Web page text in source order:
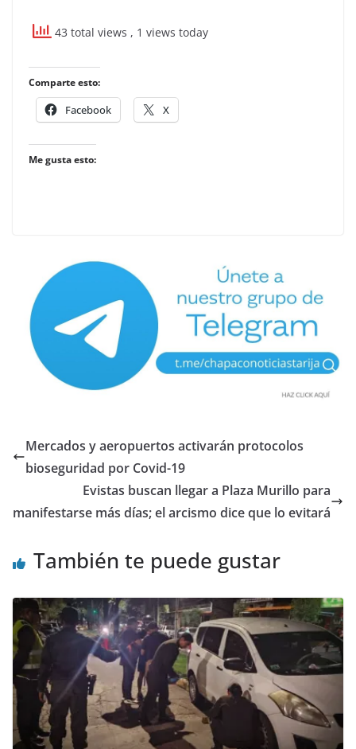
43 total views , 1 views today
Comparte esto:
Facebook X
Me gusta esto:
Mercados y aeropuertos activarán protocolos
bioseguridad por Covid-19
Evistas buscan llegar a Plaza Murillo para
manifestarse más días; el arcismo dice que lo evitará
También te puede gustar